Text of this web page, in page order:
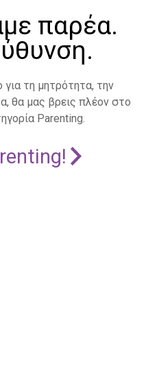
παρέα.
για τη μητρότητα, την
θα μας βρεις πλέον στο
Parenting.